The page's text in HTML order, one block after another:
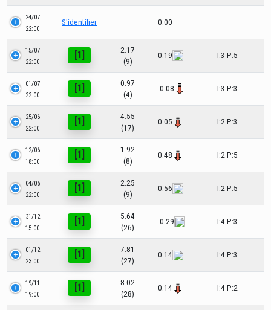
24/07
22:00
S'identifier 0.00
15/07
22:00
[1]
2.17
(9)
0.19 I:3 P:5
01/07
22:00
[1]
0.97
(4)
-0.08 I:3 P:3
25/06
22:00
[1]
4.55
(17)
0.05 I:2 P:3
12/06
18:00
[1]
1.92
(8)
0.48 I:2 P:5
04/06
22:00
[1]
2.25
(9)
0.56 I:2 P:5
31/12
15:00
[1]
5.64
(26)
-0.29 I:4 P:3
01/12
23:00
[1]
7.81
(27)
0.14 I:4 P:3
19/11
19:00
[1]
8.02
(28)
0.14 I:4 P:2